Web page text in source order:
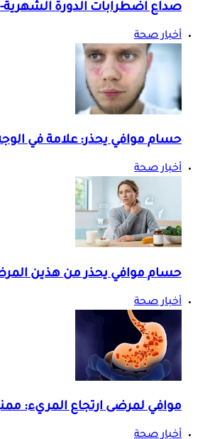
صداع اضطرابات الدورة
أخبار صحة
حسام موافي يحذر: علامة في
أخبار صحة
حسام موافي يحذر من هذين
أخبار صحة
موافي لمرضى ارتجاع المريء:
أخبار صحة